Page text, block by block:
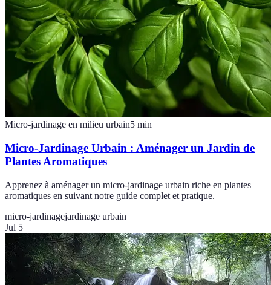
Micro-jardinage en milieu urbain5 min
Micro-Jardinage Urbain : Aménager un Jardin de
Plantes Aromatiques
Apprenez à aménager un micro-jardinage urbain riche en plantes
aromatiques en suivant notre guide complet et pratique.
micro-jardinagejardinage urbain
Jul 5